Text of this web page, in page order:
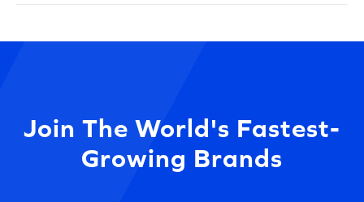
Join The World's Fastest-
Growing Brands